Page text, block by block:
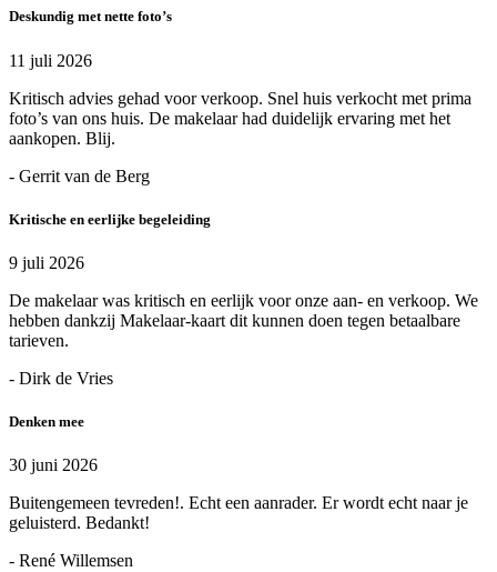
Deskundig met nette foto’s
11 juli 2026
Kritisch advies gehad voor verkoop. Snel huis verkocht met prima
foto’s van ons huis. De makelaar had duidelijk ervaring met het
aankopen. Blij.
- Gerrit van de Berg
Kritische en eerlijke begeleiding
9 juli 2026
De makelaar was kritisch en eerlijk voor onze aan- en verkoop. We
hebben dankzij Makelaar-kaart dit kunnen doen tegen betaalbare
tarieven.
- Dirk de Vries
Denken mee
30 juni 2026
Buitengemeen tevreden!. Echt een aanrader. Er wordt echt naar je
geluisterd. Bedankt!
- René Willemsen